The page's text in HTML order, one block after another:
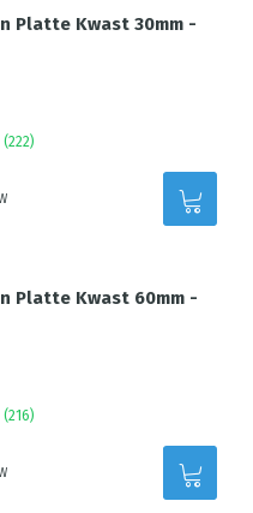
Platte Kwast 30mm -
(222)
Platte Kwast 60mm -
(216)